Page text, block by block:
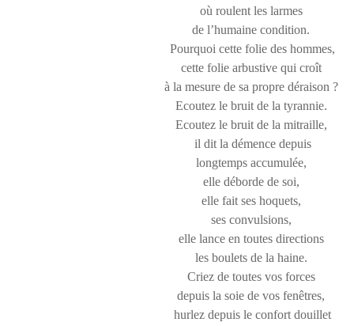
où roulent les larmes
de l’humaine condition.
Pourquoi cette folie des hommes,
cette folie arbustive qui croît
à la mesure de sa propre déraison ?
Ecoutez le bruit de la tyrannie.
Ecoutez le bruit de la mitraille,
il dit la démence depuis
longtemps accumulée,
elle déborde de soi,
elle fait ses hoquets,
ses convulsions,
elle lance en toutes directions
les boulets de la haine.
Criez de toutes vos forces
depuis la soie de vos fenêtres,
hurlez depuis le confort douillet